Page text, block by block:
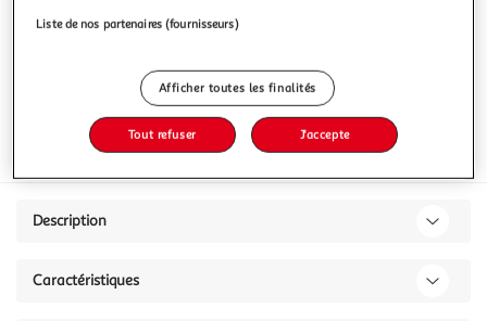
Afficher le prix
Interdit femme enceinte
Description
Caractéristiques
Liste de nos partenaires (fournisseurs)
Afficher toutes les finalités
Tout refuser J'accepte